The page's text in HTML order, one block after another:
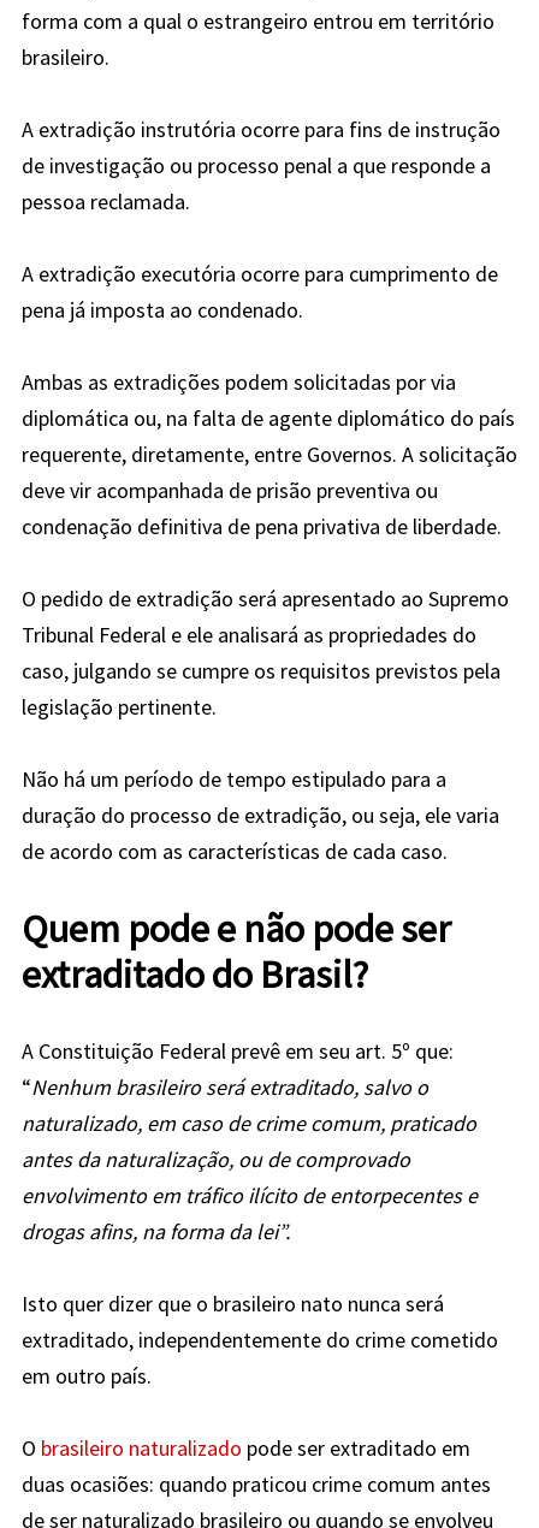
forma com a qual o estrangeiro entrou em território
brasileiro.
A extradição instrutória ocorre para fins de instrução
de investigação ou processo penal a que responde a
pessoa reclamada.
A extradição executória ocorre para cumprimento de
pena já imposta ao condenado.
Ambas as extradições podem solicitadas por via
diplomática ou, na falta de agente diplomático do país
requerente, diretamente, entre Governos. A solicitação
deve vir acompanhada de prisão preventiva ou
condenação definitiva de pena privativa de liberdade.
O pedido de extradição será apresentado ao Supremo
Tribunal Federal e ele analisará as propriedades do
caso, julgando se cumpre os requisitos previstos pela
legislação pertinente.
Não há um período de tempo estipulado para a
duração do processo de extradição, ou seja, ele varia
de acordo com as características de cada caso.
Quem pode e não pode ser
extraditado do Brasil?
A Constituição Federal prevê em seu art. 5º que:
“Nenhum brasileiro será extraditado, salvo o
naturalizado, em caso de crime comum, praticado
antes da naturalização, ou de comprovado
envolvimento em tráfico ilícito de entorpecentes e
drogas afins, na forma da lei”.
Isto quer dizer que o brasileiro nato nunca será
extraditado, independentemente do crime cometido
em outro país.
O brasileiro naturalizado pode ser extraditado em
duas ocasiões: quando praticou crime comum antes
de ser naturalizado brasileiro ou quando se envolveu